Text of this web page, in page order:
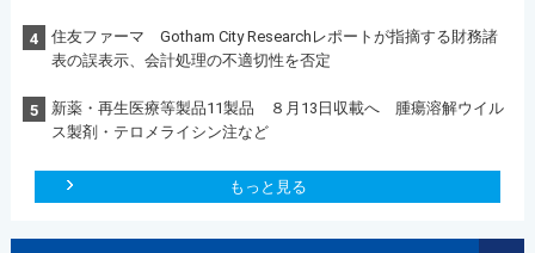
4
住友ファーマ Gotham City Researchレポートが指摘する財務諸
表の誤表示、会計処理の不適切性を否定
5
新薬・再生医療等製品11製品 ８月13日収載へ 腫瘍溶解ウイル
ス製剤・テロメライシン注など
もっと見る